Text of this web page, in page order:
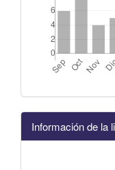
Información de la